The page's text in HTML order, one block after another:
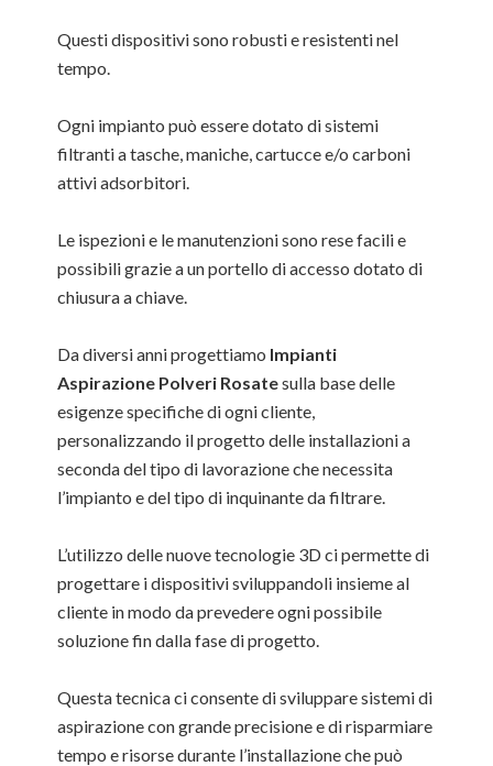
Questi dispositivi sono robusti e resistenti nel
tempo.
Ogni impianto può essere dotato di sistemi
filtranti a tasche, maniche, cartucce e/o carboni
attivi adsorbitori.
Le ispezioni e le manutenzioni sono rese facili e
possibili grazie a un portello di accesso dotato di
chiusura a chiave.
Da diversi anni progettiamo Impianti
Aspirazione Polveri Rosatesulla base delle
esigenze specifiche di ogni cliente,
personalizzando il progetto delle installazioni a
seconda del tipo di lavorazione che necessita
l’impianto e del tipo di inquinante da filtrare.
L’utilizzo delle nuove tecnologie 3D ci permette di
progettare i dispositivi sviluppandoli insieme al
cliente in modo da prevedere ogni possibile
soluzione fin dalla fase di progetto.
Questa tecnica ci consente di sviluppare sistemi di
aspirazione con grande precisione e di risparmiare
tempo e risorse durante l’installazione che può